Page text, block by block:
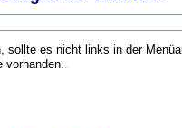
sollte es nicht links in der
vorhanden..